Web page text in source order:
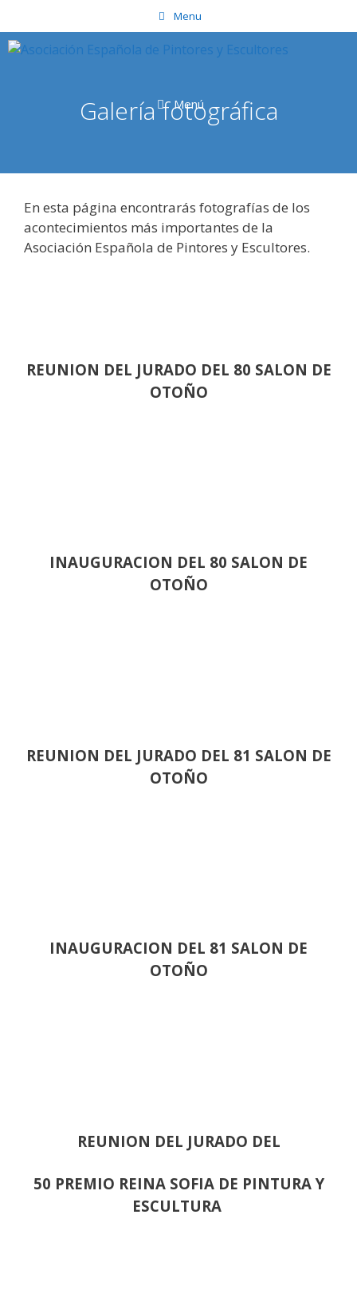
al
contenido
Menu
Menú
Galería fotográfica
En esta página encontrarás fotografías de los
acontecimientos más importantes de la
Asociación Española de Pintores y Escultores.
REUNION DEL JURADO DEL 80 SALON DE
OTOÑO
INAUGURACION DEL 80 SALON DE
OTOÑO
REUNION DEL JURADO DEL 81 SALON DE
OTOÑO
INAUGURACION DEL 81 SALON DE
OTOÑO
REUNION DEL JURADO DEL
50 PREMIO REINA SOFIA DE PINTURA Y
ESCULTURA